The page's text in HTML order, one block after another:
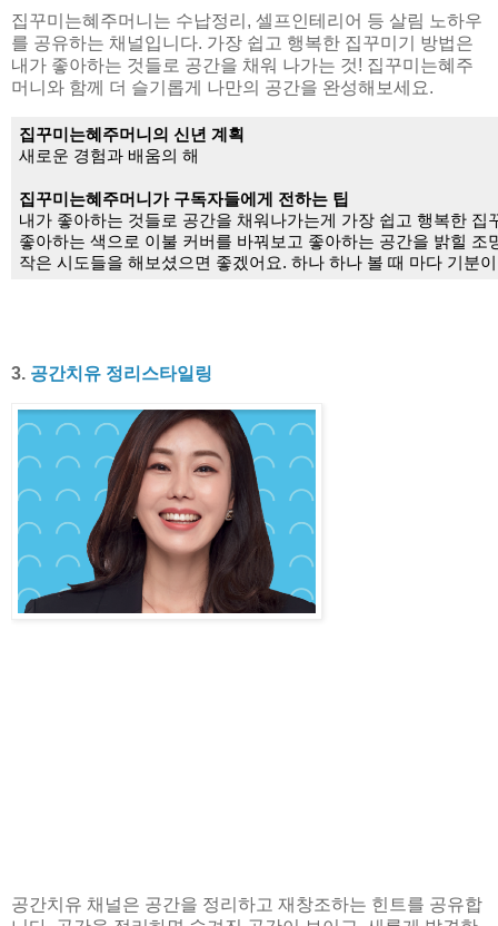
집꾸미는혜주머니는 수납정리, 셀프인테리어 등 살림 노하우
를 공유하는 채널입니다. 가장 쉽고 행복한 집꾸미기 방법은
내가 좋아하는 것들로 공간을 채워 나가는 것! 집꾸미는혜주
머니와 함께 더 슬기롭게 나만의 공간을 완성해보세요.
집꾸미는혜주머니의 신년 계획
새로운 경험과 배움의 해
집꾸미는혜주머니가 구독자들에게 전하는 팁
내가 좋아하는 것들로 공간을 채워나가는게 가장 쉽고 행복한
좋아하는 색으로 이불 커버를 바꿔보고 좋아하는 공간을 밝힐 조
작은 시도들을 해보셨으면 좋겠어요. 하나 하나 볼 때 마다 기분
3. 공간치유 정리스타일링
공간치유 채널은 공간을 정리하고 재창조하는 힌트를 공유합